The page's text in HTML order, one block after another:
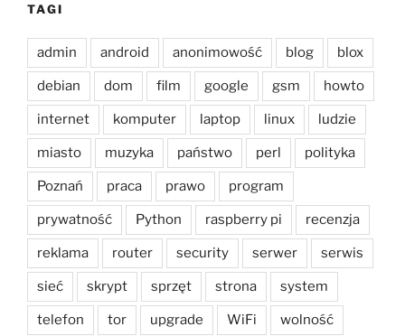
TAGI
admin android anonimowość blog blox
debian dom film google gsm howto
internet komputer laptop linux ludzie
miasto muzyka państwo perl polityka
Poznań praca prawo program
prywatność Python raspberry pi recenzja
reklama router security serwer serwis
sieć skrypt sprzęt strona system
telefon tor upgrade WiFi wolność